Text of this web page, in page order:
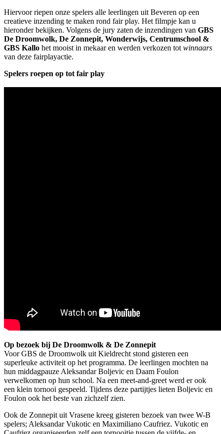
Hiervoor riepen onze spelers alle leerlingen uit Beveren op een
creatieve inzending te maken rond fair play. Het filmpje kan u
hieronder bekijken. Volgens de jury zaten de inzendingen van GBS
De Droomwolk, De Zonnepit, Wonderwijs, Centrumschool &
GBS Kallo het mooist in mekaar en werden verkozen tot winnaars
van deze fairplayactie.
Spelers roepen op tot fair play
Op bezoek bij De Droomwolk & De Zonnepit
Voor GBS de Droomwolk uit Kieldrecht stond gisteren een
superleuke activiteit op het programma. De leerlingen mochten na
hun middagpauze Aleksandar Boljevic en Daam Foulon
verwelkomen op hun school. Na een meet-and-greet werd er ook
een klein tornooi gespeeld. Tijdens deze partijtjes lieten Boljevic en
Foulon ook het beste van zichzelf zien.
Ook de Zonnepit uit Vrasene kreeg gisteren bezoek van twee W-B
spelers; Aleksandar Vukotic en Maximiliano Caufriez. Vukotic en